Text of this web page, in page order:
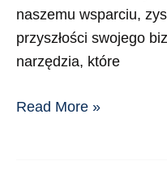
naszemu wsparciu,
przyszłości swojego
narzędzia, które
Read More »